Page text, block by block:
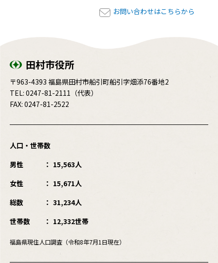
お問い合わせはこちらから
田村市役所
〒963-4393 福島県田村市船引町船引字畑添76番地2
TEL: 0247-81-2111 （代表）
FAX: 0247-81-2522
人口・世帯数
男性
15,563人
女性
15,671人
総数
31,234人
世帯数
12,332世帯
福島県現住人口調査（令和8年7月1日現在）